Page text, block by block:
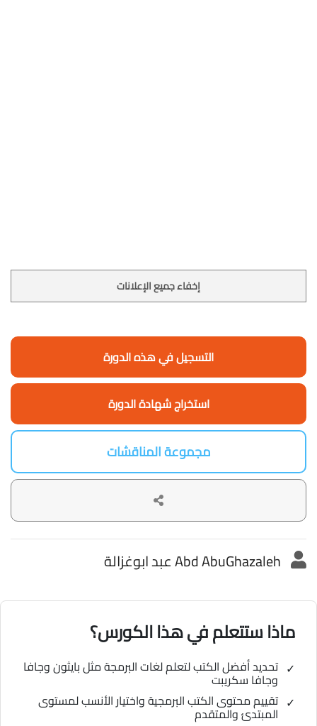
إخفاء جميع الإعلانات
التسجيل في هذه الدورة
استخراج شهادة الدورة
مجموعة المناقشات
Abd AbuGhazaleh عبد ابوغزالة
ماذا ستتعلم في هذا الكورس؟
تحديد أفضل الكتب لتعلم لغات البرمجة مثل بايثون وجافا
وجافا سكريبت
تقييم محتوى الكتب البرمجية واختيار الأنسب لمستوى
المبتدئ والمتقدم